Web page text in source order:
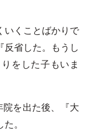
いくことばかりで
反省した。もうし
をした子もいま
を出た後、『大
。